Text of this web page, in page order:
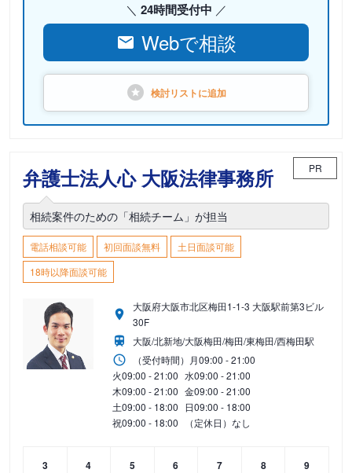
24時間受付中
Webで相談
検討リストに追加
弁護士法人心 大阪法律事務所 PR
相続案件のための「相続チーム」が担当
電話相談可能 初回面談無料
土日面談可能
18時以降面談可能
大阪府大阪市北区梅田1-1-3 大阪駅前第3ビル
30F
大阪/北新地/大阪梅田/梅田/東梅田/西梅田駅
（受付時間） 月09:00 - 21:00
火09:00 - 21:00 水09:00 - 21:00
木09:00 - 21:00 金09:00 - 21:00
土09:00 - 18:00 日09:00 - 18:00
祝09:00 - 18:00 （定休日）なし
3
4
5
6
7
8
9